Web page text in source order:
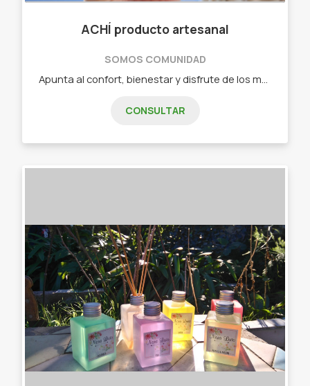
ACHÍ producto artesanal
SOMOS COMUNIDAD
CONSULTAR